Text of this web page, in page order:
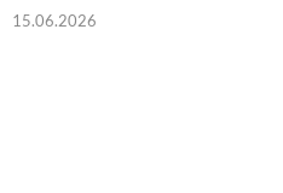
15.06.2026